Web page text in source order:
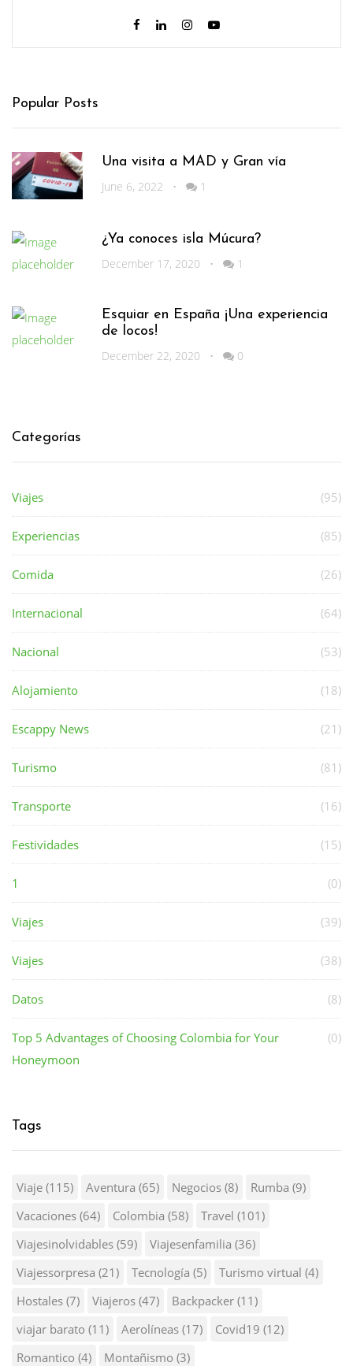
Popular Posts
Una visita a MAD y Gran vía
June 6, 2022
• 1
¿Ya conoces isla Múcura?
December 17, 2020
• 1
Esquiar en España ¡Una experiencia
de locos!
December 22, 2020
• 0
Categorías
Viajes (95)
Experiencias (85)
Comida (26)
Internacional (64)
Nacional (53)
Alojamiento (18)
Escappy News (21)
Turismo (81)
Transporte (16)
Festividades (15)
1 (0)
Viajes (39)
Viajes (38)
Datos (8)
Top 5 Advantages of Choosing Colombia for Your
Honeymoon
(0)
Tags
Viaje (115) Aventura (65) Negocios (8) Rumba (9)
Vacaciones (64) Colombia (58) Travel (101)
Viajesinolvidables (59) Viajesenfamilia (36)
Viajessorpresa (21) Tecnología (5) Turismo virtual (4)
Hostales (7) Viajeros (47) Backpacker (11)
viajar barato (11) Aerolíneas (17) Covid19 (12)
Romantico (4) Montañismo (3)